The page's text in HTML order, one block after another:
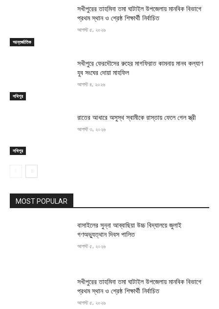
আন্তর্জাতিক
সখীপুরের তাহমিনা তমা ঘাটাইল উপজেলায় মানবিক বিভাগে
প্রথম স্থান ও শ্রেষ্ঠ শিক্ষার্থী নির্বাচিত
আগস্ট ৫, ২০২৬
সখিপুর
সখীপুরে ফেরদৌসের রুহের মাগফিরাত কামনায় মানব কল্যাণ
যুব সংঘের দোয়া মাহফিল
আগস্ট ৪, ২০২৬
সখিপুর
রাতের আধারে অসুস্থ স্বামীকে রাস্তায় ফেলে গেল স্ত্রী
আগস্ট ৩, ২০২৬
MOST POPULAR
বাসাইলের সুন্না আব্বাছিয়া উচ্চ বিদ্যালয়ে জুলাই
গণঅভ্যুত্থান দিবস পালিত
আগস্ট ৫, ২০২৬
সখীপুরের তাহমিনা তমা ঘাটাইল উপজেলায় মানবিক বিভাগে
প্রথম স্থান ও শ্রেষ্ঠ শিক্ষার্থী নির্বাচিত
আগস্ট ৫, ২০২৬